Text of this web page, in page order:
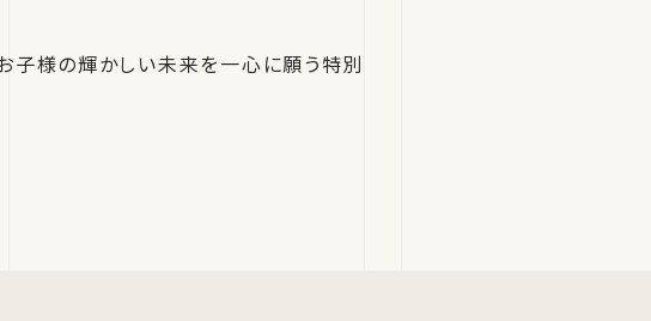
子様の輝かしい未来を一心に願う特別